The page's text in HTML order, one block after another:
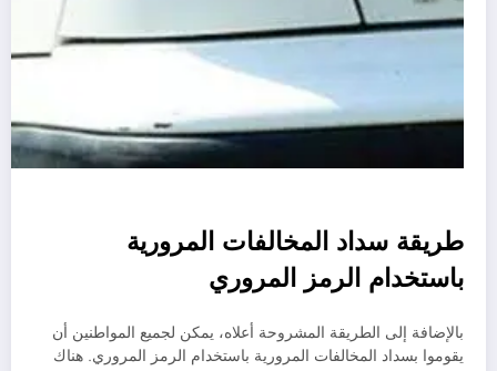
طريقة سداد المخالفات المرورية
باستخدام الرمز المروري
بالإضافة إلى الطريقة المشروحة أعلاه، يمكن لجميع المواطنين أن
يقوموا بسداد المخالفات المرورية باستخدام الرمز المروري. هناك